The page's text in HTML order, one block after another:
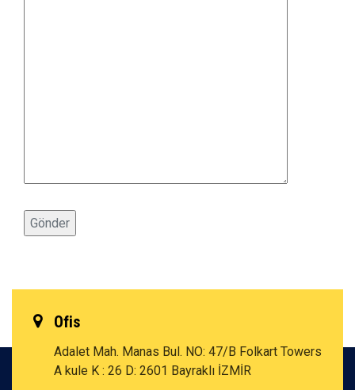
Ofis
Adalet Mah. Manas Bul. NO: 47/B Folkart Towers
A kule K : 26 D: 2601 Bayraklı İZMİR